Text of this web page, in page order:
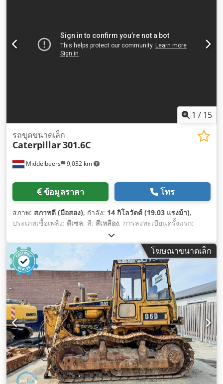
1 / 15
Middelbeers 9,032 km
รถขุดขนาดเล็ก
Caterpillar301.6C
ข้อมูลราคา โทร
สภาพ: สภาพดี (มือสอง), กำลัง: 14 กิโลวัตต์ (19.03 แรงม้า),
ประเภทเชื้อเพลิง: ดีเซล, สี: สีเหลือง, การลงทะเบียนครั้งแรก:
, ชั่วโมงการทำงาน:
โฆษณาขนาดเล็ก